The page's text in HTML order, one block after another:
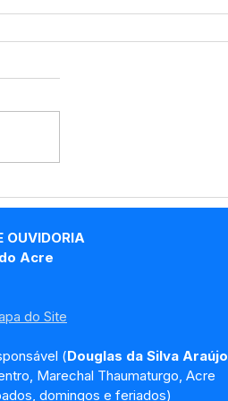
Thaumaturgo divulga
Seletivo Simplificado
OUVIDORIA
Acre
do Site
(Douglas da Silva Araújo
Marechal Thaumaturgo, Acre
domingos e feriados)